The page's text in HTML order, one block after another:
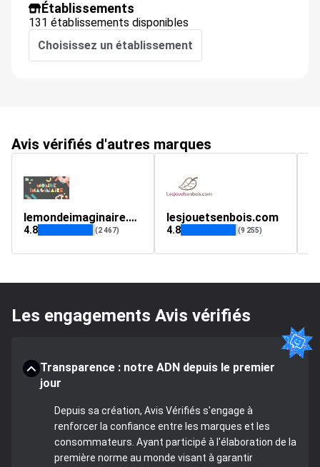
Établissements
131 établissements disponibles
Choisissez un établissement
Avis vérifiés d'autres marques
lemondeimaginaire.com
4.8 (2 467)
lesjouetsenbois.com
4.8 (9 255)
Les engagements Avis vérifiés
Transparence : notre ADN depuis le premier
jour
Depuis sa création, Avis Vérifiés s'engage à
renforcer la confiance entre les marques et les
consommateurs. Ayant participé à l'élaboration de la
première norme au monde visant à garantir